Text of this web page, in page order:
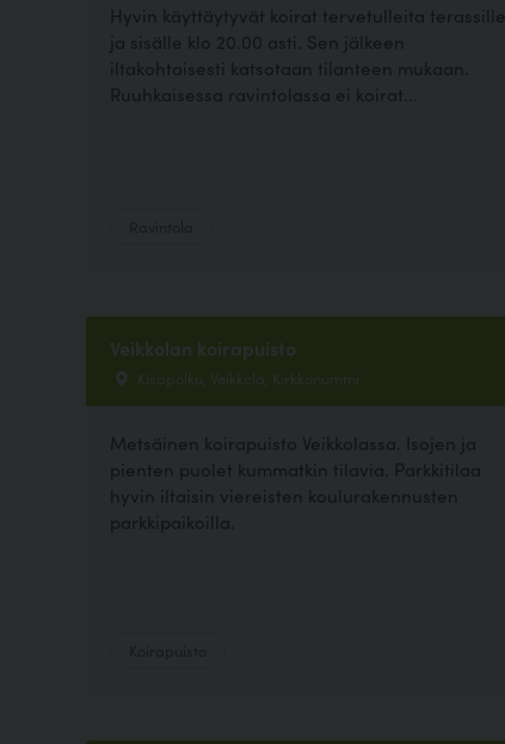
Hyvin käyttäytyvät koirat tervetulleita terassille
ja sisälle klo 20.00 asti. Sen jälkeen
iltakohtaisesti katsotaan tilanteen mukaan.
Ruuhkaisessa ravintolassa ei koirat...
Veikkolan koirapuisto
Kisapolku, Veikkola, Kirkkonummi
Metsäinen koirapuisto Veikkolassa. Isojen ja
pienten puolet kummatkin tilavia. Parkkitilaa
hyvin iltaisin viereisten koulurakennusten
parkkipaikoilla.